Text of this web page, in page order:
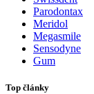
Parodontax
Meridol
Megasmile
Sensodyne
Gum
Top články